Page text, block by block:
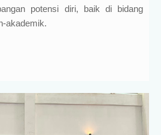
potensi diri, baik di bidang
akademik.